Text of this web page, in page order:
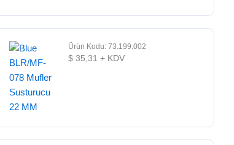
Ürün Kodu: 73.199.002
$35,31 + KDV